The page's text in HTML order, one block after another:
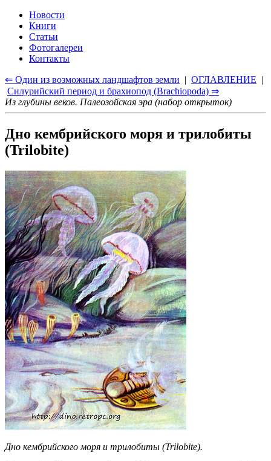
Новости
Книги
Статьи
Фотогалереи
Контакты
⇐ Один из возможных ландшафтов земли | ОГЛАВЛЕНИЕ |
Силурийский период и брахиопод (Brachiopoda) ⇒
Из глубины веков. Палеозойская эра (набор открыток)
Дно кембрийского моря и трилобиты
(Trilobite)
Дно кембрийского моря и трилобиты (Trilobite).